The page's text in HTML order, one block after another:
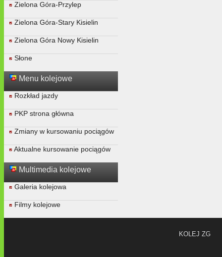
Zielona Góra-Przylep
Zielona Góra-Stary Kisielin
Zielona Góra Nowy Kisielin
Słone
Menu kolejowe
Rozkład jazdy
PKP strona główna
Zmiany w kursowaniu pociągów
Aktualne kursowanie pociągów
Multimedia kolejowe
Galeria kolejowa
Filmy kolejowe
KOLEJ ZG